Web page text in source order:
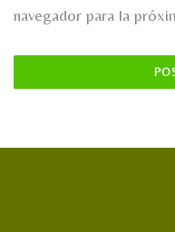
navegador para la